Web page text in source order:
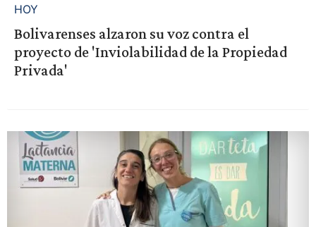
HOY
Bolivarenses alzaron su voz contra el
proyecto de 'Inviolabilidad de la Propiedad
Privada'